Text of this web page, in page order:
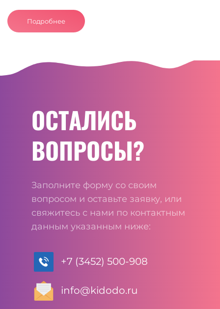
Подробнее
ОСТАЛИСЬ
ВОПРОСЫ?
Заполните форму со своим
вопросом и оставьте заявку, или
свяжитесь с нами по контактным
данным указанным ниже:
+7 (3452) 500-908
info@kidodo.ru